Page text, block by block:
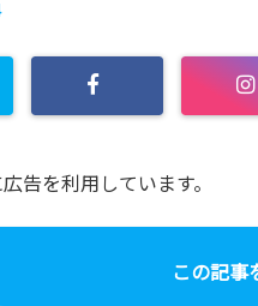
告を利用しています。
この記事